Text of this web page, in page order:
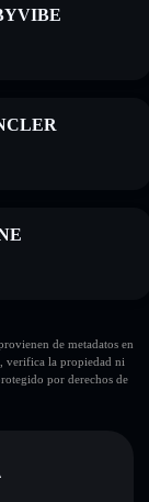
de metadatos en
verifica la propiedad ni
por derechos de